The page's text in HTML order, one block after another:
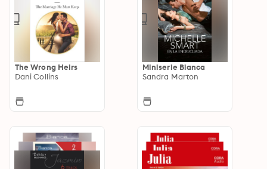
The Wrong Heirs
Dani Collins
Miniserie Bianca
Sandra Marton